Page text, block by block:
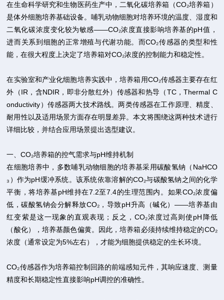
在生命科学研究和生物医药生产中，二氧化碳培养箱（CO₂培养箱）
是体外细胞培养基础设备。哺乳动物细胞对培养环境的温度、湿度和
二氧化碳浓度变化较为敏感——CO₂浓度直接影响培养基的pH值，
进而关系到细胞的正常增殖与代谢功能。而CO₂传感器的类型和性
能，在很大程度上决定了培养箱对CO₂浓度的控制能力和稳定性。
在实验室和产业化细胞培养实践中，培养箱用CO₂传感器主要存在红
外（IR，含NDIR，即非分散红外）传感器和热导（TC，Thermal C
onductivity）传感器两大技术路线。两类传感器在工作原理、精度、
耐用性以及适用场景方面存在明显差异。本文将围绕这两种技术进行
详细比较，并结合应用场景提出选型建议。
一、CO₂培养箱的控气需求与pH维持机制
在细胞培养中，多数哺乳动物细胞的培养基采用碳酸氢钠（NaHCO
₃）作为pH缓冲系统。该系统依靠溶解的CO₂与碳酸氢钠之间的化学
平衡，将培养基pH维持在7.2至7.4的生理范围内。如果CO₂浓度偏
低，碳酸氢钠会分解释放CO₂，导致pH升高（碱化）——培养基由
红变紫是这一现象的直观表现；反之，CO₂浓度过高则使pH降低
（酸化），培养基颜色偏黄。因此，培养箱必须持续维持稳定的CO₂
浓度（通常设定为5%左右），才能为细胞提供稳定的生长环境。
CO₂传感器作为培养箱控制回路的前端感知元件，其响应速度、测量
精度和长期稳定性直接影响pH调控的准确性。